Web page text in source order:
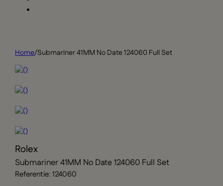
Home/Submariner 41MM No Date 124060 Full Set
Rolex
Submariner 41MM No Date 124060 Full Set
Referentie: 124060